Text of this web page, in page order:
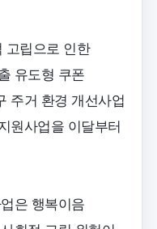
고립으로 인한
유도형 쿠폰
주거 환경 개선사업
원사업을 이달부터
은 행복이음